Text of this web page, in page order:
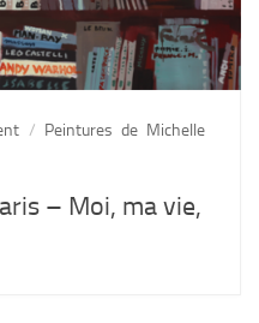
/ Peintures de Michelle
– Moi, ma vie,